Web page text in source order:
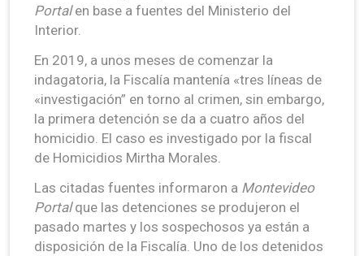
Portalen base a fuentes del Ministerio del
Interior.
En 2019, a unos meses de comenzar la
indagatoria, la Fiscalía mantenía «tres líneas de
«investigación” en torno al crimen, sin embargo,
la primera detención se da a cuatro años del
homicidio. El caso es investigado por la fiscal
de Homicidios Mirtha Morales.
Las citadas fuentes informaron a Montevideo
Portalque las detenciones se produjeron el
pasado martes y los sospechosos ya están a
disposición de la Fiscalía. Uno de los detenidos